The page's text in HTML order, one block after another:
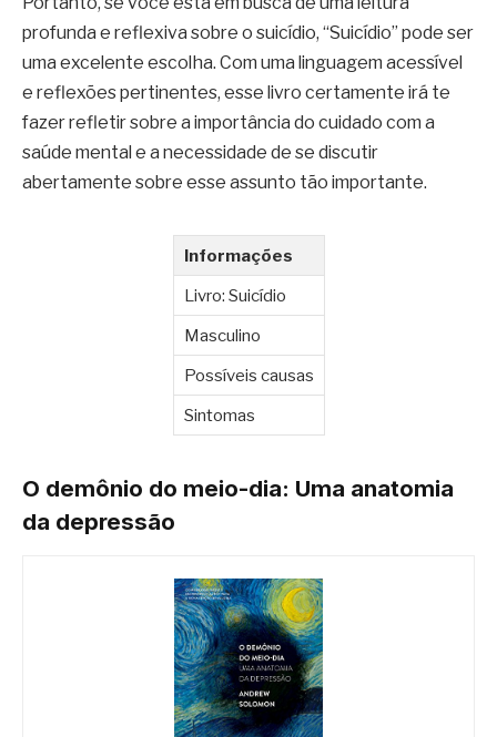
profunda e reflexiva sobre o suicídio, “Suicídio” pode ser
uma excelente escolha. Com uma linguagem acessível
e reflexões pertinentes, esse livro certamente irá te
fazer refletir sobre a importância do cuidado com a
saúde mental e a necessidade de se discutir
abertamente sobre esse assunto tão importante.
Informações
Livro: Suicídio
Masculino
Possíveis causas
Sintomas
O demônio do meio-dia: Uma anatomia
da depressão